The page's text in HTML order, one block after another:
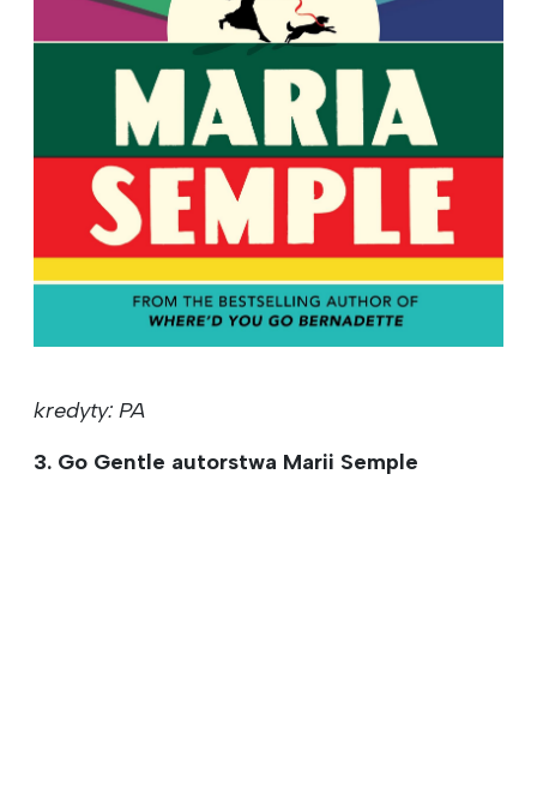
kredyty: PA
3. Go Gentle autorstwa Marii Semple